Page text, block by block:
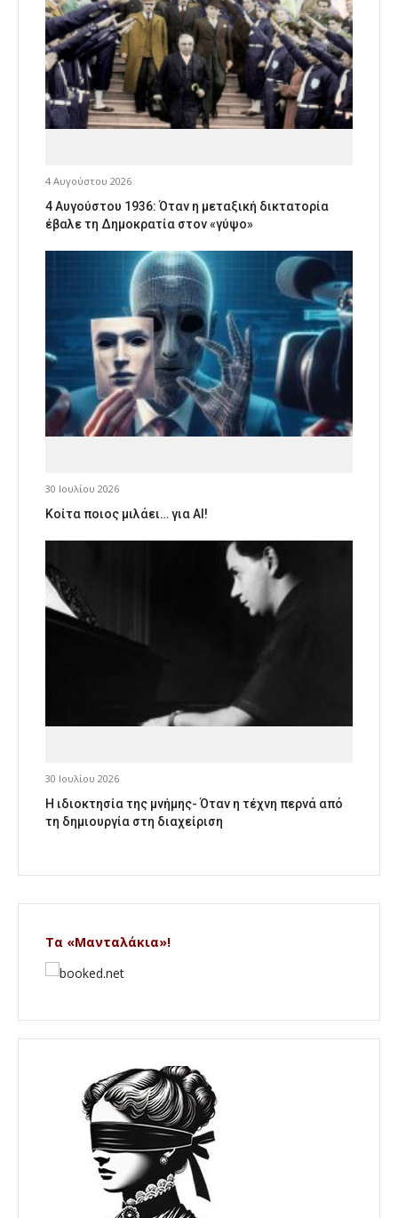
4 Αυγούστου 2026
4 Αυγούστου 1936: Όταν η μεταξική δικτατορία
έβαλε τη Δημοκρατία στον «γύψο»
30 Ιουλίου 2026
Κοίτα ποιος μιλάει… για AI!
30 Ιουλίου 2026
Η ιδιοκτησία της μνήμης- Όταν η τέχνη περνά από
τη δημιουργία στη διαχείριση
Τα «Μανταλάκια»!